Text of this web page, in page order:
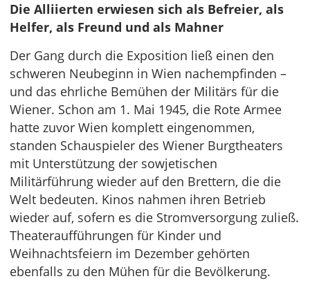
Die Alliierten erwiesen sich als Befreier, als
Helfer, als Freund und als Mahner
Der Gang durch die Exposition ließ einen den
schweren Neubeginn in Wien nachempfinden –
und das ehrliche Bemühen der Militärs für die
Wiener. Schon am 1. Mai 1945, die Rote Armee
hatte zuvor Wien komplett eingenommen,
standen Schauspieler des Wiener Burgtheaters
mit Unterstützung der sowjetischen
Militärführung wieder auf den Brettern, die die
Welt bedeuten. Kinos nahmen ihren Betrieb
wieder auf, sofern es die Stromversorgung zuließ.
Theateraufführungen für Kinder und
Weihnachtsfeiern im Dezember gehörten
ebenfalls zu den Mühen für die Bevölkerung.